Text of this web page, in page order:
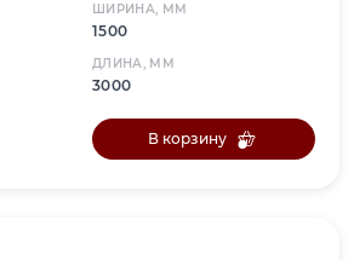
ШИРИНА, ММ
1500
ДЛИНА, ММ
3000
В корзину